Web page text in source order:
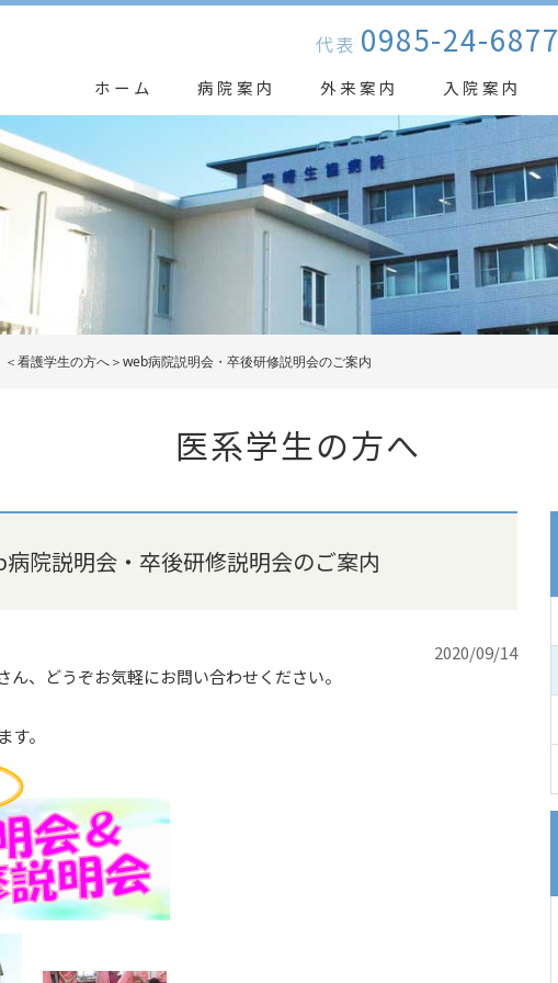
代表 0985-24-6877
ホーム 病院案内 外来案内 入院案内
＜看護学生の方へ＞web病院説明会・卒後研修説明会のご案内
医系学生の方へ
院説明会・卒後研修説明会のご案内
2020/09/14
、どうぞお気軽にお問い合わせください。
。